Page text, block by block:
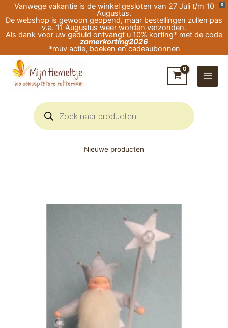
X
Vanwege vakantie is de winkel gesloten van 27 Juli t/m 10
Augustus.
De webshop is gewoon geopend, maar bestellingen zullen pas
v.a. 11 Augustus weer worden verzonden.
Als dank voor uw geduld ontvangt u 10% korting* met de code
zomerkorting2026
*muv actie, boeken en cadeaubonnen
naar
de
Producten
zoeken
Nieuwe producten